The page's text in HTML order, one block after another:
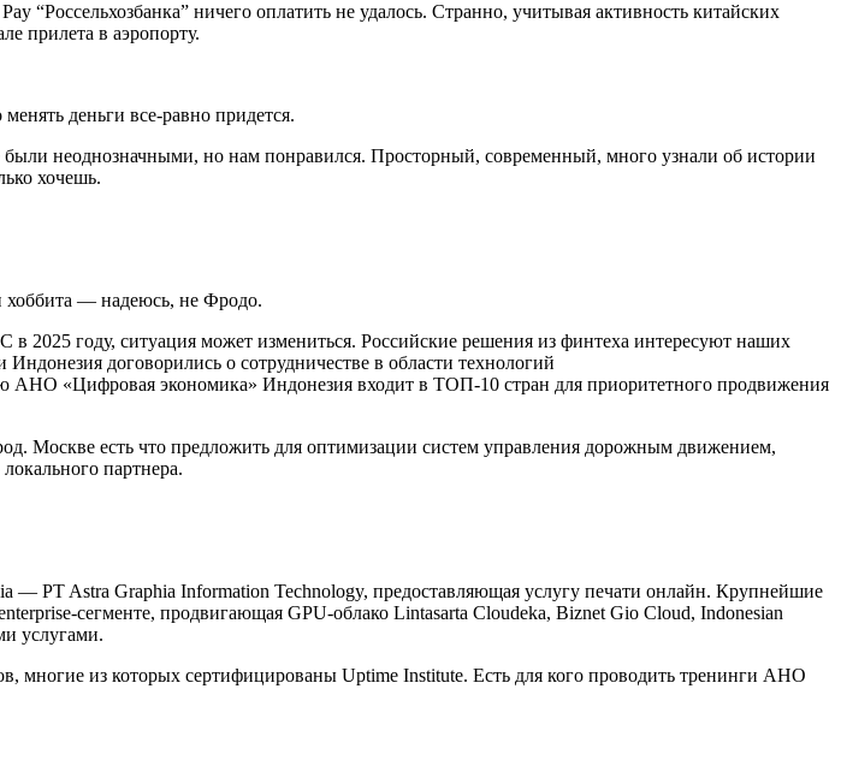
“Россельхозбанка” ничего оплатить не удалось. Странно, учитывая активность китайских
прилета в аэропорту.
деньги все-равно придется.
неоднозначными, но нам понравился. Просторный, современный, много узнали об истории
хочешь.
хоббита — надеюсь, не Фродо.
году, ситуация может измениться. Российские решения из финтеха интересуют наших
договорились о сотрудничестве в области технологий
АНО «Цифровая экономика» Индонезия входит в ТОП-10 стран для приоритетного продвижения
Москве есть что предложить для оптимизации систем управления дорожным движением,
партнера.
— PT Astra Graphia Information Technology, предоставляющая услугу печати онлайн. Крупнейшие
сегменте, продвигающая GPU-облако Lintasarta Cloudeka, Biznet Gio Cloud, Indonesian
услугами.
многие из которых сертифицированы Uptime Institute. Есть для кого проводить тренинги АНО